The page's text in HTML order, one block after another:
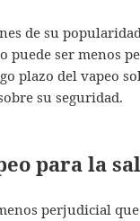
de su
puede ser menos
plazo del vapeo
su seguridad.
para la
perjudicial